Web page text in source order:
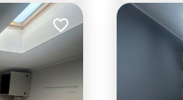
Dodaj do ulubionych